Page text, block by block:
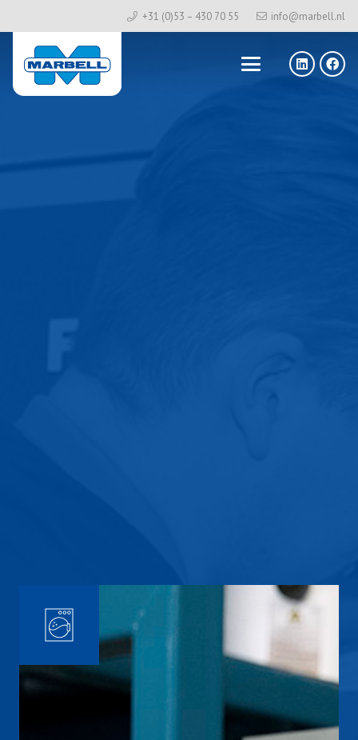
+31 (0)53 – 430 70 55 info@marbell.nl